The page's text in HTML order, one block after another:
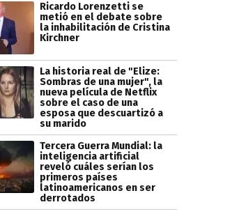
Ricardo Lorenzetti se
metió en el debate sobre
la inhabilitación de Cristina
Kirchner
La historia real de "Elize:
Sombras de una mujer", la
nueva película de Netflix
sobre el caso de una
esposa que descuartizó a
su marido
Tercera Guerra Mundial: la
inteligencia artificial
reveló cuáles serían los
primeros países
latinoamericanos en ser
derrotados